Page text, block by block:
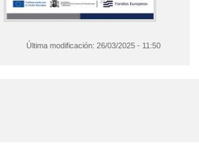
Última modificación:26/03/2025 - 11:50